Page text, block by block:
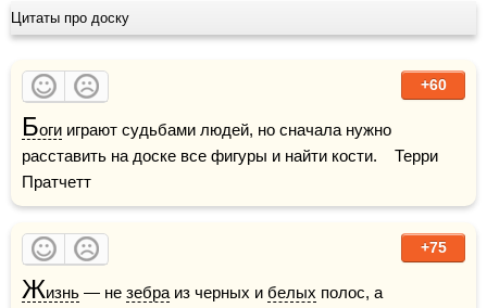
Цитаты про доску
+60
Боги играют судьбами людей, но сначала нужно
расставить на доске все фигуры и найти кости.    Терри
Пратчетт
+75
Жизнь — не зебра из черных и белых полос, а